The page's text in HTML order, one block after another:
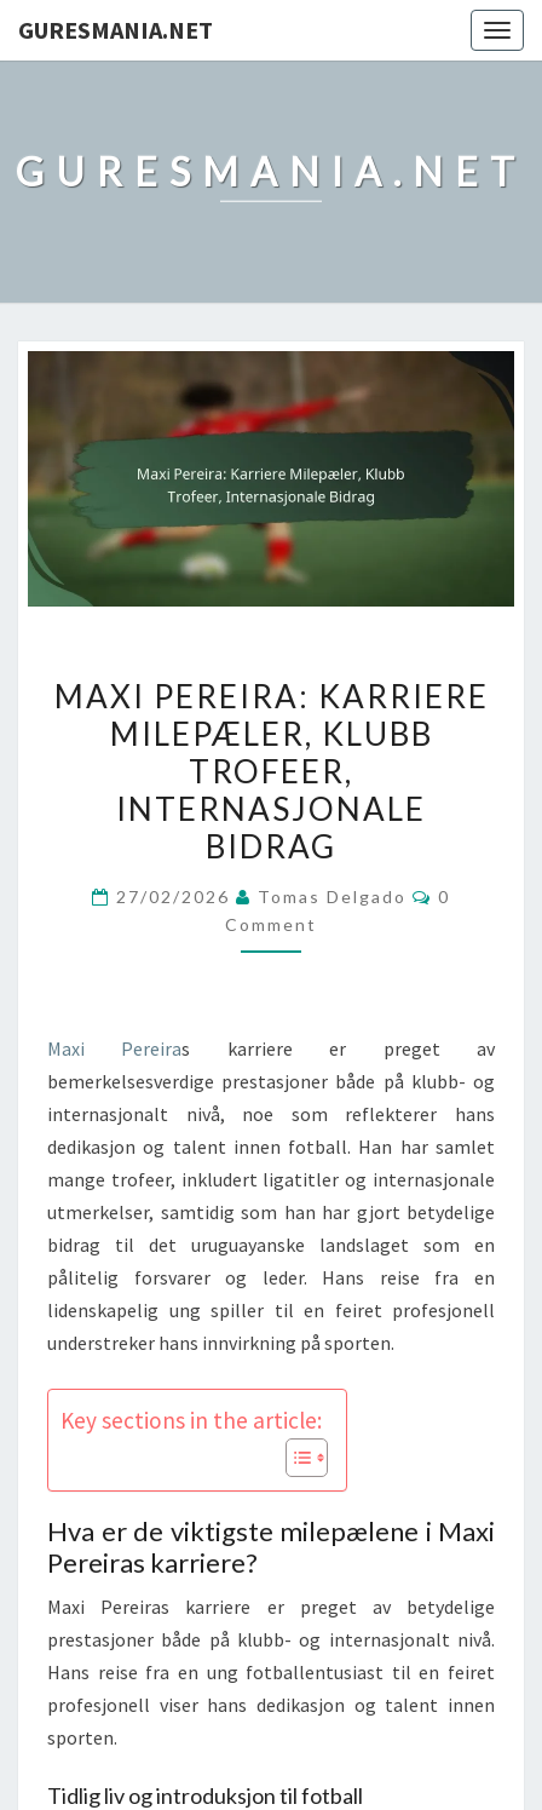
GURESMANIA.NET
GURESMANIA.NET
PEREIRA:
KARRIERE
MILEPÆLER,
KLUBB
TROFEER,
INTERNASJONALE
BIDRAG
MAXI PEREIRA: KARRIERE
MILEPÆLER, KLUBB
TROFEER,
INTERNASJONALE
BIDRAG
27/02/2026 Tomas Delgado Comments
0
Comment
Maxi Pereiras karriere er preget av
bemerkelsesverdige prestasjoner både på klubb- og
internasjonalt nivå, noe som reflekterer hans
dedikasjon og talent innen fotball. Han har samlet
mange trofeer, inkludert ligatitler og internasjonale
utmerkelser, samtidig som han har gjort betydelige
bidrag til det uruguayanske landslaget som en
pålitelig forsvarer og leder. Hans reise fra en
lidenskapelig ung spiller til en feiret profesjonell
understreker hans innvirkning på sporten.
Key sections in the article:
Hva er de viktigste milepælene i Maxi
Pereiras karriere?
Maxi Pereiras karriere er preget av betydelige
prestasjoner både på klubb- og internasjonalt nivå.
Hans reise fra en ung fotballentusiast til en feiret
profesjonell viser hans dedikasjon og talent innen
sporten.
Tidlig liv og introduksjon til fotball